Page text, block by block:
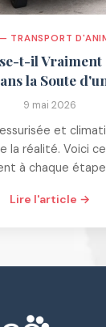
TRANSPORT
t-il
la Soute
9 mai 2026
et
la réalité. Voici
à chaque
Lire l'article →